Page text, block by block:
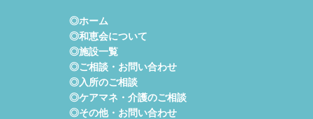
◎ホーム
◎和恵会について
◎施設一覧
◎ご相談・お問い合わせ
◎入所のご相談
◎ケアマネ・介護のご相談
◎その他・お問い合わせ